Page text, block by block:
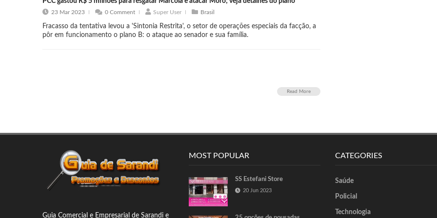
23 Mar 2023 0 Comment Super User Brasil
Fracasso da tentativa levou a 'Sintonia Restrita', o setor de operações especiais da facção, a
pôr em funcionamento o plano B: o ataque ao senador e sua família.
Read More
Guia Comercial e Empresarial de Sarandi e
MOST POPULAR
SS Estefani Store
20 Jun 2023
CATEGORIES
Saúde
Policial
Technologia